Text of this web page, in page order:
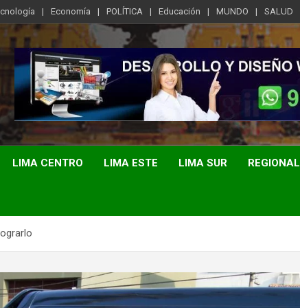
Economía POLÍTICA Educación MUNDO SALUD
LIMA CENTRO LIMA ESTE LIMA SUR REGIONAL